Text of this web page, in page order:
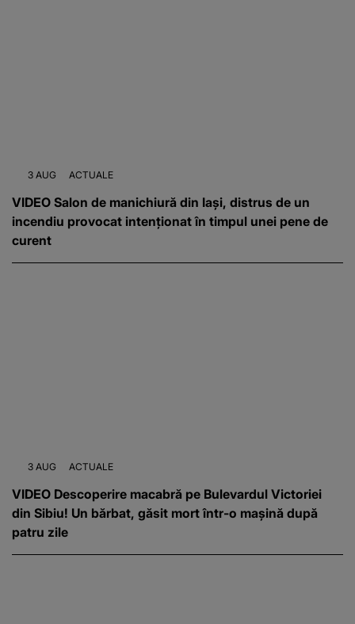
3 AUG ACTUALE
VIDEO Salon de manichiură din Iași, distrus de un
incendiu provocat intenționat în timpul unei pene de
curent
3 AUG ACTUALE
VIDEO Descoperire macabră pe Bulevardul Victoriei
din Sibiu! Un bărbat, găsit mort într-o mașină după
patru zile